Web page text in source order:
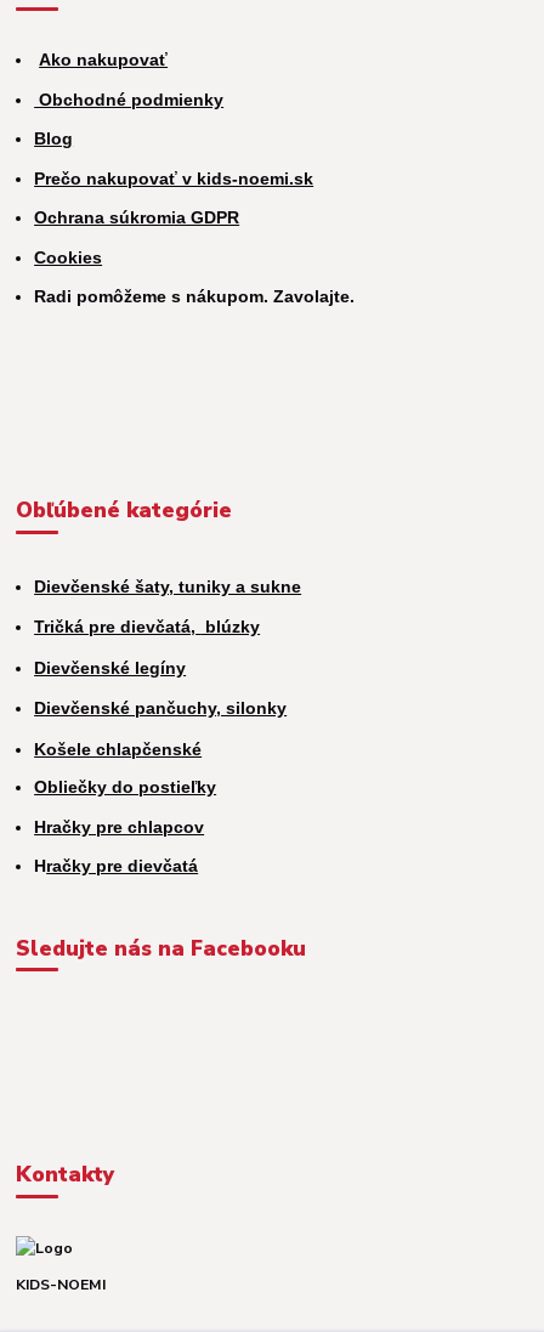
Ako nakupovať
Obchodné podmienky
Blog
Prečo nakupovať v kids-noemi.sk
Ochrana súkromia GDPR
Cookies
Radi pomôžeme s nákupom. Zavolajte.
Obľúbené kategórie
Dievčenské šaty, tuniky a sukne
Tričká pre dievčatá, blúzky
Dievčenské legíny
Dievčenské pančuchy, silonky
Košele chlapčenské
Obliečky do postieľky
Hračky pre chlapcov
Hračky pre dievčatá
Sledujte nás na Facebooku
Kontakty
KIDS-NOEMI